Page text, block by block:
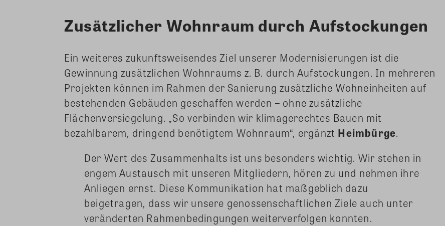
Zusätzlicher Wohnraum durch Aufstockungen
Ein weiteres zukunftsweisendes Ziel unserer Modernisierungen ist die
Gewinnung zusätzlichen Wohnraums z. B. durch Aufstockungen. In mehreren
Projekten können im Rahmen der Sanierung zusätzliche Wohneinheiten auf
bestehenden Gebäuden geschaffen werden – ohne zusätzliche
Flächenversiegelung. „So verbinden wir klimagerechtes Bauen mit
bezahlbarem, dringend benötigtem Wohnraum“, ergänzt Heimbürge.
Der Wert des Zusammenhalts ist uns besonders wichtig. Wir stehen in
engem Austausch mit unseren Mitgliedern, hören zu und nehmen ihre
Anliegen ernst. Diese Kommunikation hat maßgeblich dazu
beigetragen, dass wir unsere genossenschaftlichen Ziele auch unter
veränderten Rahmenbedingungen weiterverfolgen konnten.